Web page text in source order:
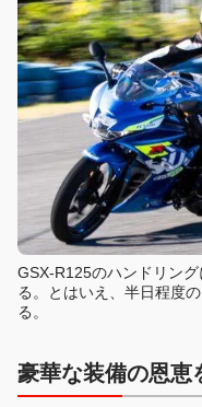
GSX-R125のハンドリン
る。とはいえ、半日程度
る。
豪華な装備の恩恵